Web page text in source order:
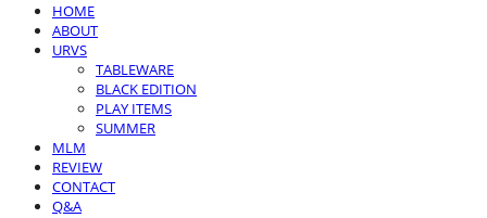
HOME
ABOUT
URVS
TABLEWARE
BLACK EDITION
PLAY ITEMS
SUMMER
MLM
REVIEW
CONTACT
Q&A